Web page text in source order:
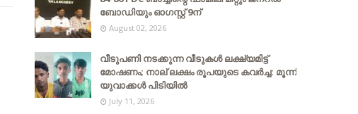
ബോഡിയും ഓഗസ്റ്റ് 9ന്
August 02, 2026
വീടുപണി നടക്കുന്ന വീടുകൾ ലക്ഷ്യമിട്ട്
മോഷണം; നാല് ലക്ഷം രൂപയുടെ കവർച്ച: മൂന്ന്
യുവാക്കൾ പിടിയിൽ
July 11, 2026